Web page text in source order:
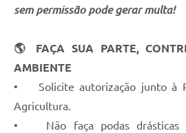
sem permissão pode gerar multa!
🌎 FAÇA SUA PARTE,
AMBIENTE
• Solicite autorização junto à
Agricultura.
• Não faça podas drásticas